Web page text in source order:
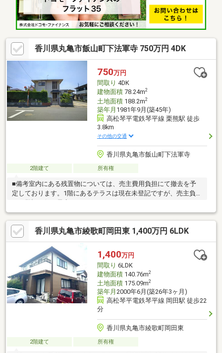
香川県丸亀市飯山町下法軍寺 750万円 4DK
750万円
間取り 4DK
建物面積78.24m2
土地面積188.2m2
築年月 1981年9月(築45年)
高松琴平電鉄琴平線 栗熊駅 徒歩
3.8km
その他の交通
香川県丸亀市飯山町下法軍寺
2階建て 所有権
■備考室内にある残置物については、売主費用負担にて撤去を予
定しております。1階にあるテラスは現在未登記ですが、売主負担
香川県丸亀市綾歌町岡田東 1,400万円 6LDK
1,400万円
間取り 6LDK
建物面積140.76m2
土地面積175.09m2
築年月 2000年6月(築26年3ヶ月)
高松琴平電鉄琴平線 岡田駅 徒歩22
分
香川県丸亀市綾歌町岡田東
2階建て 所有権